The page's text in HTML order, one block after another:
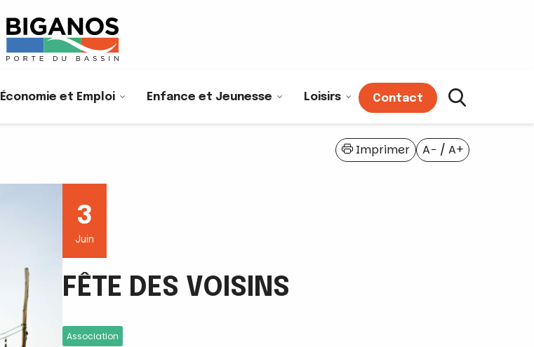
Économie et Emploi Enfance et Jeunesse Loisirs Contact
A− / A+
Imprimer
3
Juin
FÊTE DES VOISINS
Association